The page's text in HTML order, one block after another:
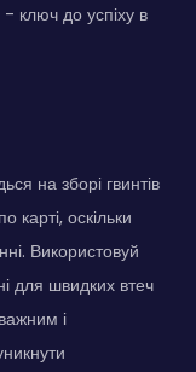
- ключ до успіху в
на зборі гвинтів
карті, оскільки
Використовуй
для швидких втеч
і